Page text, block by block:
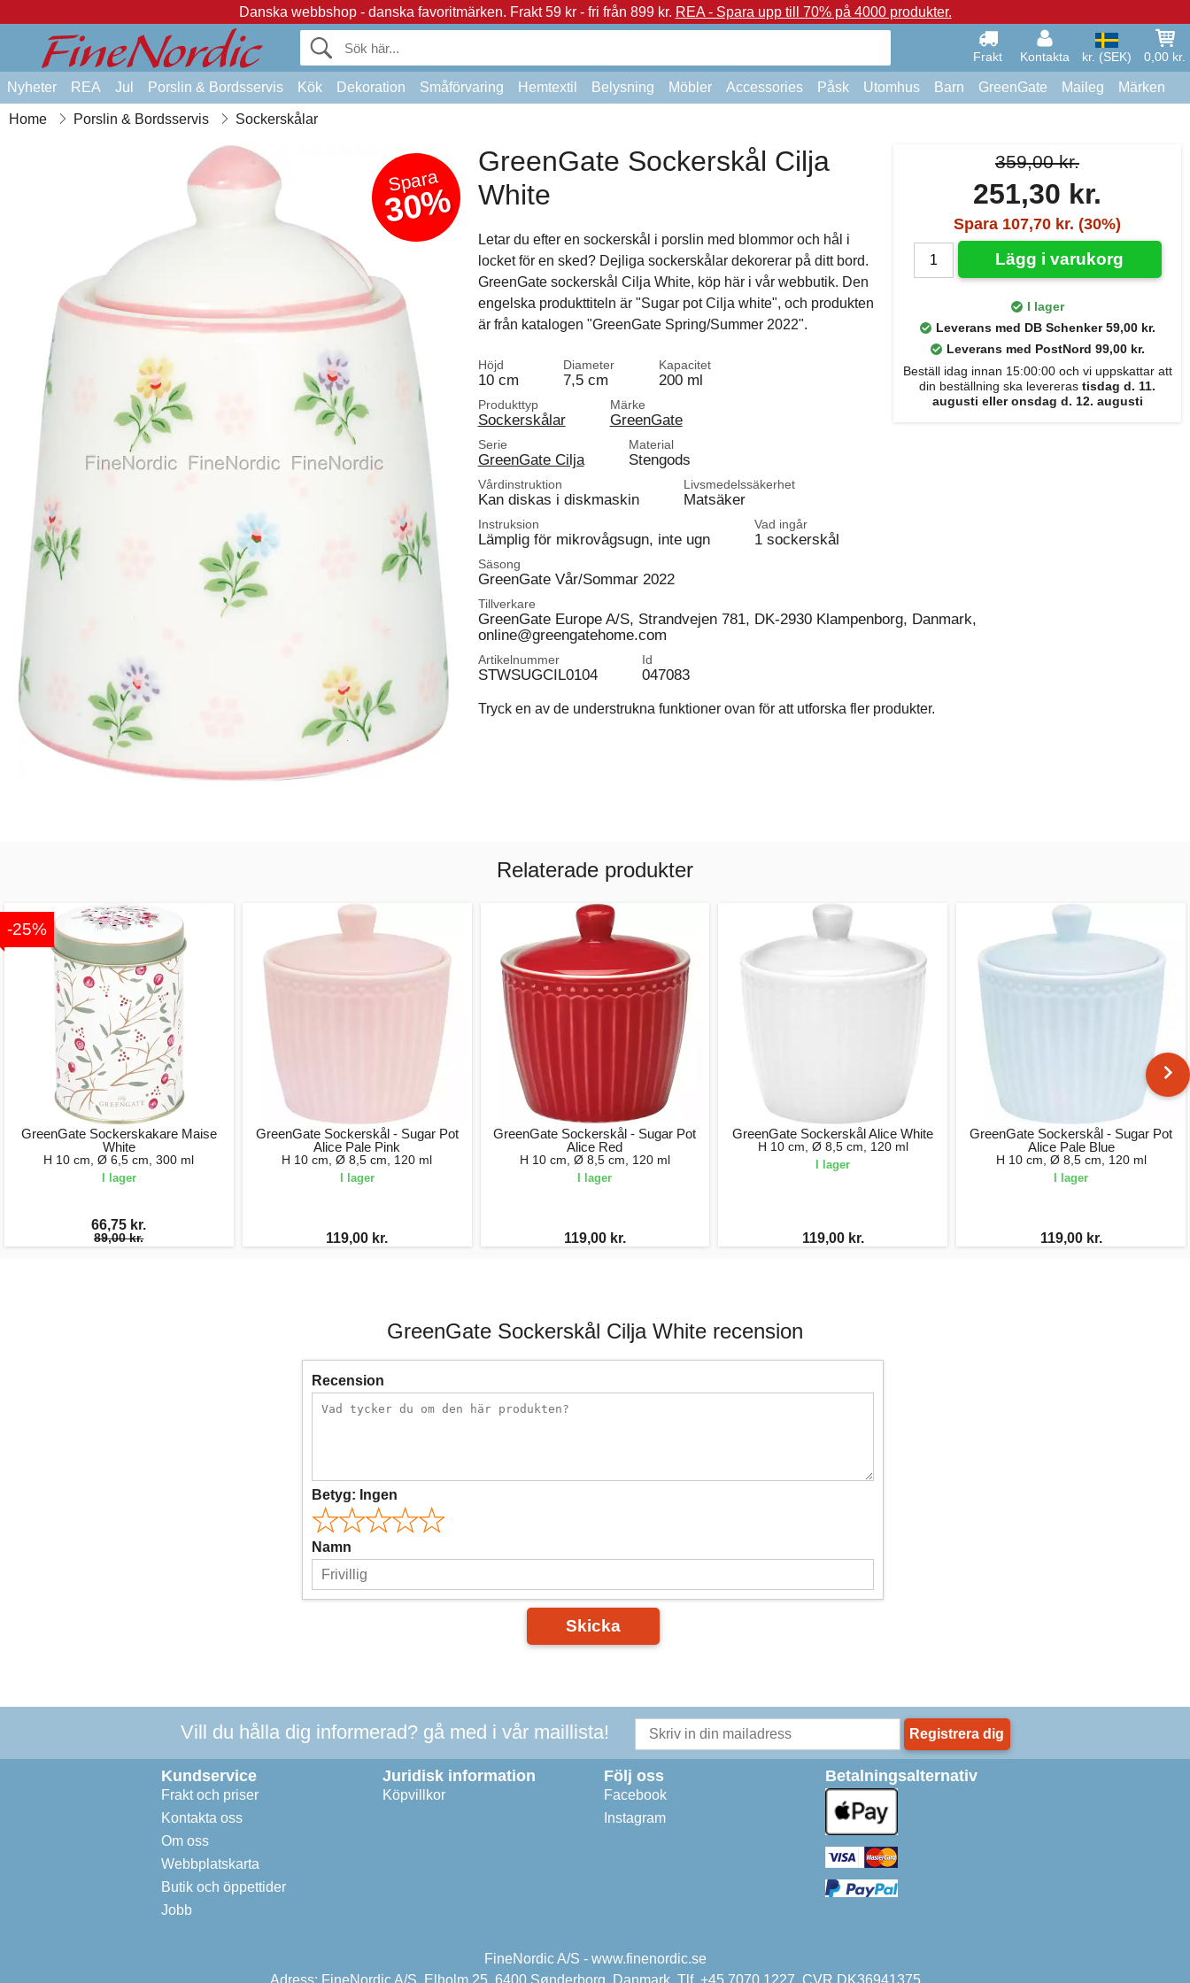
Danska webbshop - danska favoritmärken. Frakt 59 kr - fri från 899 kr. REA - Spara upp till 70% på 4000 produkter.
Frakt Kontakta kr. (SEK) 0,00 kr.
Nyheter REA Jul Porslin & Bordsservis Kök Dekoration Småförvaring Hemtextil Belysning Möbler Accessories Påsk Utomhus Barn GreenGate Maileg Märken
Home Porslin & Bordsservis Sockerskålar
Spara
30%
359,00 kr.
251,30 kr.
Spara 107,70 kr. (30%)
Lägg i varukorg
I lager
Leverans med DB Schenker 59,00 kr.
Leverans med PostNord 99,00 kr.
Beställ idag innan 15:00:00 och vi uppskattar att
din beställning ska levereras tisdag d. 11.
augusti eller onsdag d. 12. augusti
GreenGate Sockerskål Cilja
White
Letar du efter en sockerskål i porslin med blommor och hål i
locket för en sked? Dejliga sockerskålar dekorerar på ditt bord.
GreenGate sockerskål Cilja White, köp här i vår webbutik. Den
engelska produkttiteln är "Sugar pot Cilja white", och produkten
är från katalogen "GreenGate Spring/Summer 2022".
Höjd
10 cm
Diameter
7,5 cm
Kapacitet
200 ml
Produkttyp
Sockerskålar
Märke
GreenGate
Serie
GreenGate Cilja
Material
Stengods
Vårdinstruktion
Kan diskas i diskmaskin
Livsmedelssäkerhet
Matsäker
Instruksion
Lämplig för mikrovågsugn, inte ugn
Vad ingår
1 sockerskål
Säsong
GreenGate Vår/Sommar 2022
Tillverkare
GreenGate Europe A/S, Strandvejen 781, DK-2930 Klampenborg, Danmark,
online@greengatehome.com
Artikelnummer
STWSUGCIL0104
Id
047083
Tryck en av de understrukna funktioner ovan för att utforska fler produkter.
Relaterade produkter
-25%
GreenGate Sockerskakare Maise
White
H 10 cm, Ø 6,5 cm, 300 ml
I lager
66,75 kr.
89,00 kr.
GreenGate Sockerskål - Sugar Pot
Alice Pale Pink
H 10 cm, Ø 8,5 cm, 120 ml
I lager
119,00 kr.
GreenGate Sockerskål - Sugar Pot
Alice Red
H 10 cm, Ø 8,5 cm, 120 ml
I lager
119,00 kr.
GreenGate Sockerskål Alice White
H 10 cm, Ø 8,5 cm, 120 ml
I lager
119,00 kr.
GreenGate Sockerskål - Sugar Pot
Alice Pale Blue
H 10 cm, Ø 8,5 cm, 120 ml
I lager
119,00 kr.
GreenGate Sockerskål Cilja White recension
Recension
Betyg: Ingen
Namn
Skicka
Vill du hålla dig informerad? gå med i vår maillista! Registrera dig
Kundservice
Frakt och priser
Kontakta oss
Om oss
Webbplatskarta
Butik och öppettider
Jobb
Juridisk information
Köpvillkor
Följ oss
Facebook
Instagram
Betalningsalternativ
FineNordic A/S - www.finenordic.se